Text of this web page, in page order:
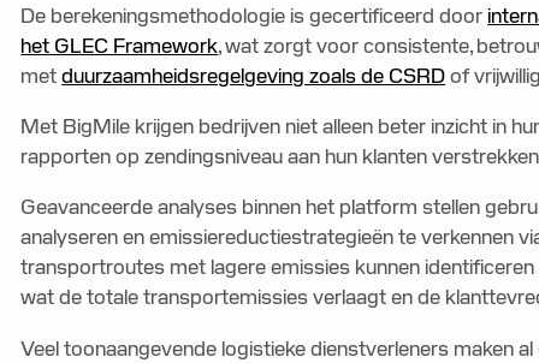
De berekeningsmethodologie is gecertificeerd door
het GLEC Framework, wat zorgt voor consistente,
metduurzaamheidsregelgeving zoals de CSRDof
Met BigMile krijgen bedrijven niet alleen beter inzicht in
rapporten op zendingsniveau aan hun klanten
Geavanceerde analyses binnen het platform stellen
analyseren en emissiereductiestrategieën te verkennen
transportroutes met lagere emissies kunnen
wat de totale transportemissies verlaagt en de
Veel toonaangevende logistieke dienstverleners maken